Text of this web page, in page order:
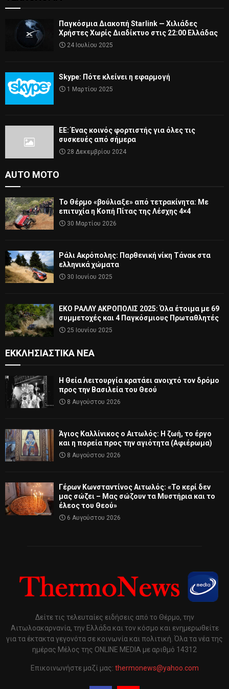
Παγκόσμια Διακοπή Starlink — Χιλιάδες
Χρήστες Χωρίς Διαδίκτυο στις 22:00 Ελλάδας
24 Ιουλίου 2025
Skype: Πότε κλείνει η εφαρμογή
1 Μαρτίου 2025
ΕΕ: Ένας κοινός φορτιστής για όλες τις
συσκευές από σήμερα
28 Δεκεμβρίου 2024
AUTO MOTO
Το Θέρμο «βούλιαξε» από τετρακίνητα: Με
επιτυχία η Κοπή Πίτας της Λέσχης 4×4
30 Μαρτίου 2026
Ράλι Ακρόπολης: Παρθενική νίκη Τάνακ στα
ελληνικά χώματα
30 Ιουνίου 2025
ΕΚΟ ΡΑΛΛΥ ΑΚΡΟΠΟΛΙΣ 2025: Όλα έτοιμα με 69
συμμετοχές και 4 Παγκόσμιους Πρωταθλητές
25 Ιουνίου 2025
ΕΚΚΛΗΣΙΑΣΤΙΚΆ ΝΈΑ
Η Θεία Λειτουργία κρατάει ανοιχτό τον δρόμο
προς την Βασιλεία του Θεού
8 Αυγούστου 2026
Άγιος Καλλίνικος ο Αιτωλός: Η ζωή, το έργο
και η πορεία προς την αγιότητα (Αφιέρωμα)
8 Αυγούστου 2026
Γέρων Κωνσταντίνος Αιτωλός: «Το κερί δεν
μας σώζει – Μας σώζουν τα Μυστήρια και το
έλεος του Θεού»
6 Αυγούστου 2026
Δείτε τις τελευταίες ειδήσεις από το Θέρμο, την
Αιτωλοακαρνανία, την Ελλάδα και τον κόσμο και ενημερωθείτε
για τα έκτακτα γεγονότα σε κοινωνία και πολιτική. Όλα τα νέα της
ημέρας Μέλος της ONLINE MEDIA με αριθμό 14312
Επικοινωνήστε μαζί μας: thermonews@yahoo.com